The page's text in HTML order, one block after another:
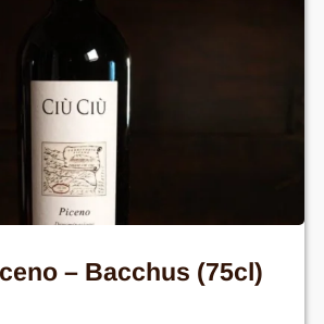
– Bacchus (75cl)